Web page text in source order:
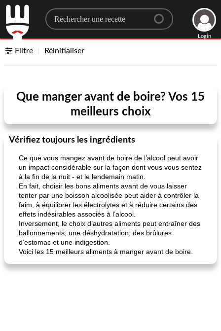
Search for a recipe
Login
Filtre Réinitialiser
Que manger avant de boire? Vos 15
meilleurs choix
Vérifiez toujours les ingrédients
Ce que vous mangez avant de boire de l’alcool peut avoir
un impact considérable sur la façon dont vous vous sentez
à la fin de la nuit - et le lendemain matin.
En fait, choisir les bons aliments avant de vous laisser
tenter par une boisson alcoolisée peut aider à contrôler la
faim, à équilibrer les électrolytes et à réduire certains des
effets indésirables associés à l’alcool.
Inversement, le choix d’autres aliments peut entraîner des
ballonnements, une déshydratation, des brûlures
d’estomac et une indigestion.
Voici les 15 meilleurs aliments à manger avant de boire.